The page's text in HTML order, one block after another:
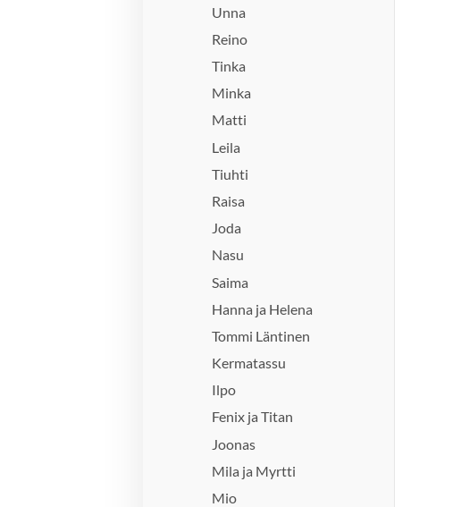
Unna
Reino
Tinka
Minka
Matti
Leila
Tiuhti
Raisa
Joda
Nasu
Saima
Hanna ja Helena
Tommi Läntinen
Kermatassu
Ilpo
Fenix ja Titan
Joonas
Mila ja Myrtti
Mio